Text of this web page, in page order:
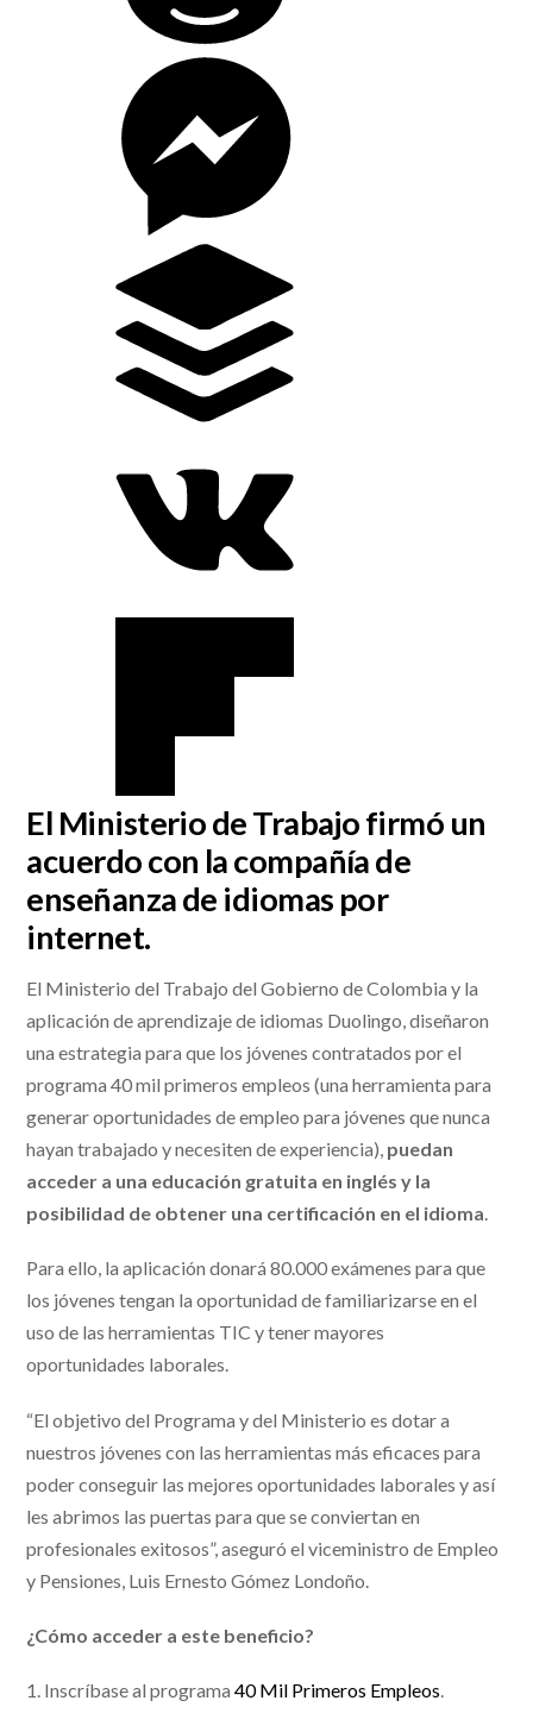
El Ministerio de Trabajo firmó un
acuerdo con la compañía de
enseñanza de idiomas por
internet.
El Ministerio del Trabajo del Gobierno de Colombia y la
aplicación de aprendizaje de idiomas Duolingo, diseñaron
una estrategia para que los jóvenes contratados por el
programa 40 mil primeros empleos (una herramienta para
generar oportunidades de empleo para jóvenes que nunca
hayan trabajado y necesiten de experiencia), puedan
acceder a una educación gratuita en inglés y la
posibilidad de obtener una certificación en el idioma.
Para ello, la aplicación donará 80.000 exámenes para que
los jóvenes tengan la oportunidad de familiarizarse en el
uso de las herramientas TIC y tener mayores
oportunidades laborales.
“El objetivo del Programa y del Ministerio es dotar a
nuestros jóvenes con las herramientas más eficaces para
poder conseguir las mejores oportunidades laborales y así
les abrimos las puertas para que se conviertan en
profesionales exitosos”, aseguró el viceministro de Empleo
y Pensiones, Luis Ernesto Gómez Londoño.
¿Cómo acceder a este beneficio?
1. Inscríbase al programa40 Mil Primeros Empleos.